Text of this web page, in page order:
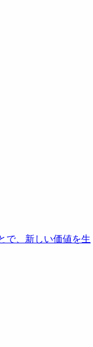
で、新しい価値を生